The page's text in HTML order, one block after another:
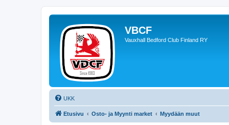
VBCF
Vauxhall Bedford Club Finland RY
UKK
Etusivu Osto- ja Myynti market Myydään muut